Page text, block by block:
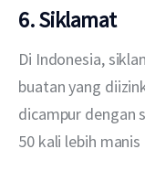
6. Siklamat
Di Indonesia,
buatan yang
dicampur dengan
50 kali lebih